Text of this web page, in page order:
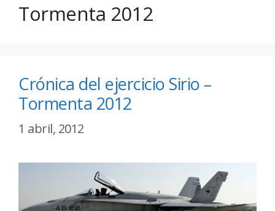
Tormenta 2012
Crónica del ejercicio Sirio –
Tormenta 2012
1 abril, 2012